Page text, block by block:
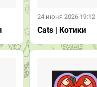
24 июня 2026 19:12
Cats | Котики